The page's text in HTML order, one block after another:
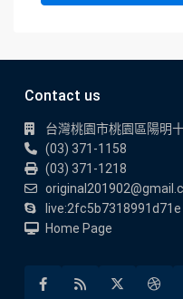
Contact us
台灣桃園市桃園區陽明
(03) 371-1158
(03) 371-1218
live:2fc5b7318991d71e
Home Page